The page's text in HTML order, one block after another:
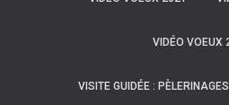
VIDÉO VOEUX
VISITE GUIDÉE :